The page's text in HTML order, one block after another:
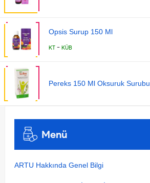
Opsis Surup 150 Ml
KT - KÜB
Pereks 150 Ml Oksuruk Surubu
Menü
ARTU Hakkında Genel Bilgi